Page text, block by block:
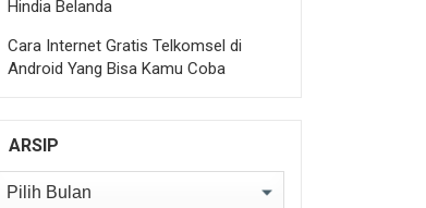
Hindia Belanda
Cara Internet Gratis Telkomsel di
Android Yang Bisa Kamu Coba
ARSIP
Arsip